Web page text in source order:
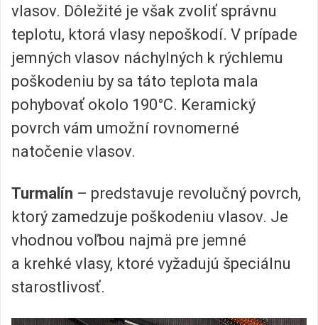
vlasov. Dôležité je však zvoliť správnu
teplotu, ktorá vlasy nepoškodí. V prípade
jemných vlasov náchylných k rýchlemu
poškodeniu by sa táto teplota mala
pohybovať okolo 190°C. Keramický
povrch vám umožní rovnomerné
natočenie vlasov.
Turmalín – predstavuje revolučný povrch,
ktorý zamedzuje poškodeniu vlasov. Je
vhodnou voľbou najmä pre jemné
a krehké vlasy, ktoré vyžadujú špeciálnu
starostlivosť.